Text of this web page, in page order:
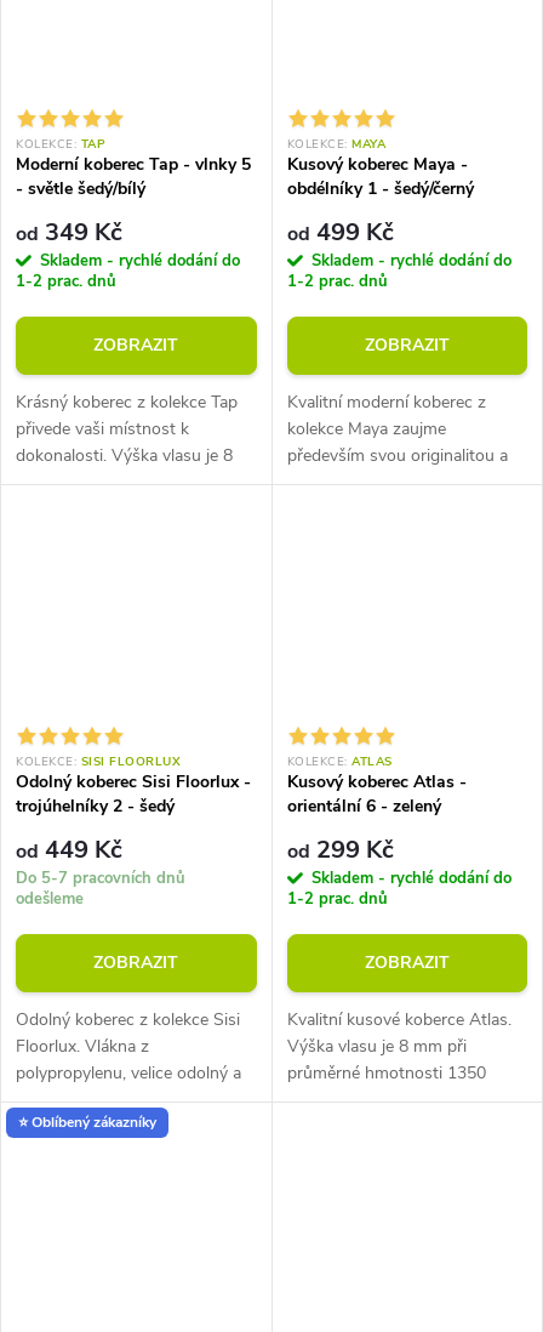
KOLEKCE: TAP
Moderní koberec Tap - vlnky 5
- světle šedý/bílý
od 349 Kč
Skladem - rychlé dodání do
1-2 prac. dnů
ZOBRAZIT
Krásný koberec z kolekce Tap
přivede vaši místnost k
dokonalosti. Výška vlasu je 8
mm při průměrné
KOLEKCE: MAYA
Kusový koberec Maya -
obdélníky 1 - šedý/černý
od 499 Kč
Skladem - rychlé dodání do
1-2 prac. dnů
ZOBRAZIT
Kvalitní moderní koberec z
kolekce Maya zaujme
především svou originalitou a
příjemnými materiály. Výška
KOLEKCE: SISI FLOORLUX
Odolný koberec Sisi Floorlux -
trojúhelníky 2 - šedý
od 449 Kč
Do 5-7 pracovních dnů
odešleme
ZOBRAZIT
Odolný koberec z kolekce Sisi
Floorlux. Vlákna z
polypropylenu, velice odolný a
vhodný i na terasu. Gramáž
1600g/m2. Tloušťka koberce 6
KOLEKCE: ATLAS
Kusový koberec Atlas -
orientální 6 - zelený
od 299 Kč
Skladem - rychlé dodání do
1-2 prac. dnů
ZOBRAZIT
Kvalitní kusové koberce Atlas.
Výška vlasu je 8 mm při
průměrné hmotnosti 1350
g/m2. Vhodné do místností s
⭐ Oblíbený zákazníky